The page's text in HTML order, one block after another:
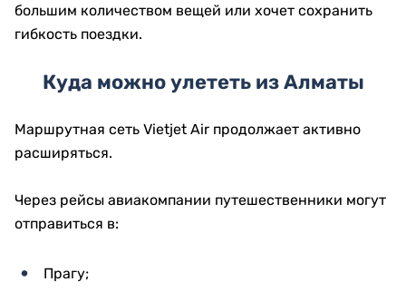
большим количеством вещей или хочет сохранить
гибкость поездки.
Куда можно улететь из Алматы
Маршрутная сеть Vietjet Air продолжает активно
расширяться.
Через рейсы авиакомпании путешественники могут
отправиться в:
Прагу;